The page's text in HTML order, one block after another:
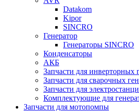
Datakom
Kipor
SINCRO
Генератор
Генераторы SINCRO
Конденсаторы
АКБ
Запчасти для инверторных
Запчасти для сварочных
Запчасти для
Комплектующие для
Запчасти для мотопомпы